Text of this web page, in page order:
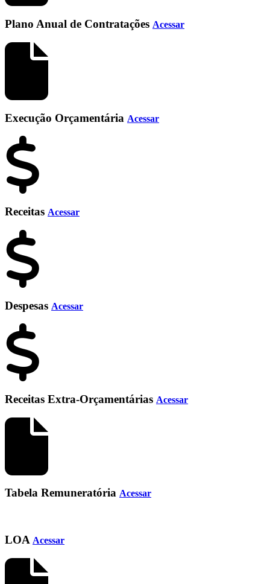
Plano Anual de Contratações Acessar
Execução Orçamentária Acessar
Receitas Acessar
Despesas Acessar
Receitas Extra-Orçamentárias Acessar
Tabela Remuneratória Acessar
LOA Acessar